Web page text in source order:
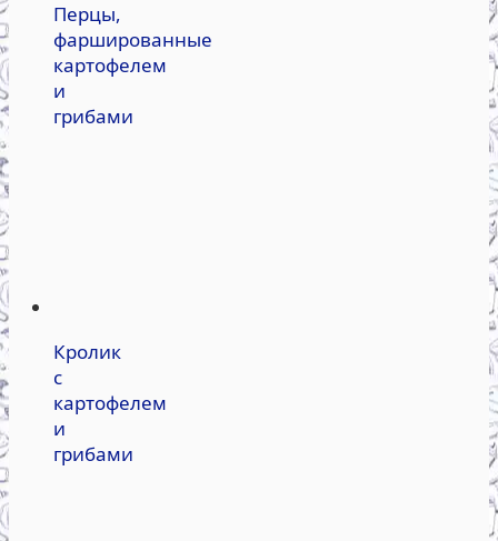
Перцы,
фаршированные
картофелем
и
грибами
Кролик
с
картофелем
и
грибами